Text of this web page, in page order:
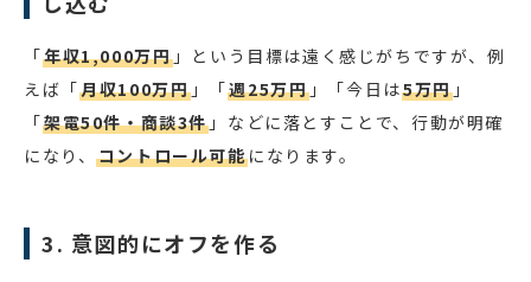
「年収1,000万円」という目標は遠く感じがちですが、例
えば「月収100万円」「週25万円」「今日は5万円 」
「架電50件・商談3件 」などに落とすことで、行動が明確
になり、コントロール可能になります。
3. 意図的にオフを作る